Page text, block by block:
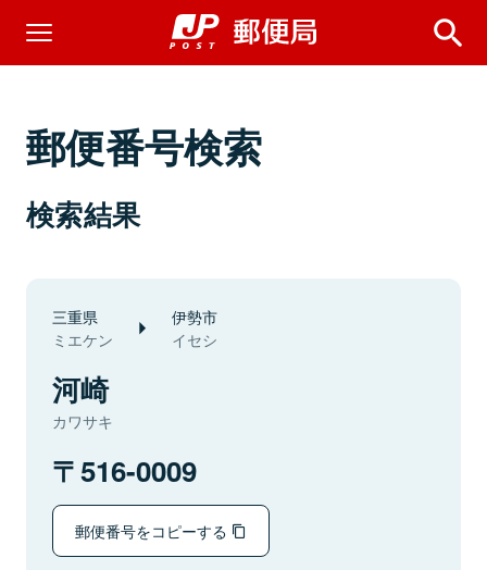
郵便番号検索
検索結果
三重県
ミエケン
伊勢市
イセシ
河崎
カワサキ
516-0009
郵便番号をコピーする